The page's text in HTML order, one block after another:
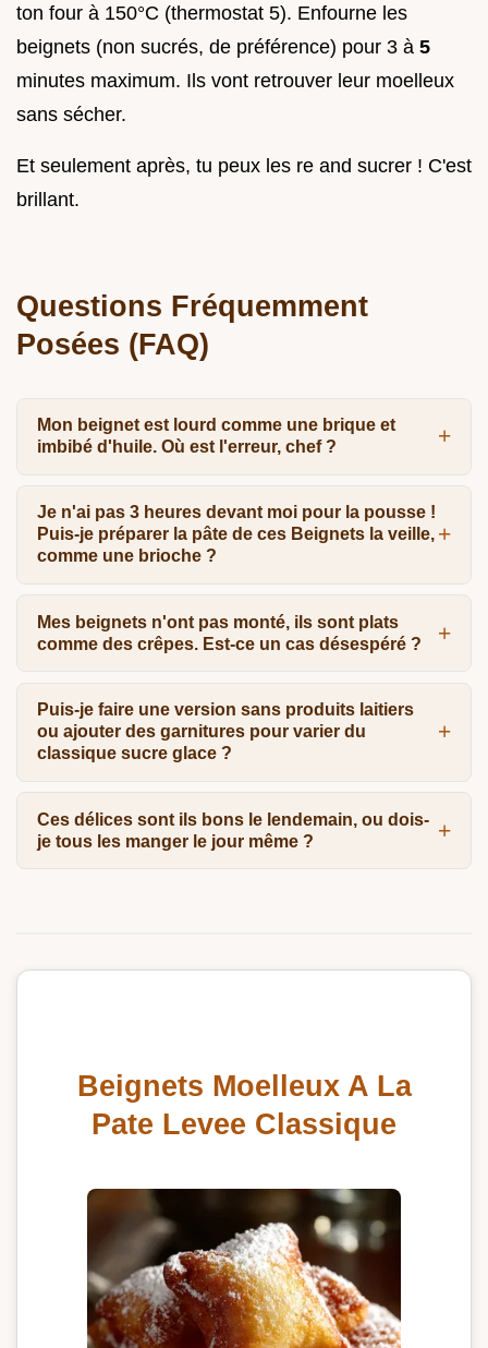
ton four à 150°C (thermostat 5). Enfourne les
beignets (non sucrés, de préférence) pour 3 à 5
minutes maximum. Ils vont retrouver leur moelleux
sans sécher.
Et seulement après, tu peux les re and sucrer ! C'est
brillant.
Questions Fréquemment
Posées (FAQ)
Mon beignet est lourd comme une brique et
imbibé d'huile. Où est l'erreur, chef ?
Je n'ai pas 3 heures devant moi pour la pousse !
Puis-je préparer la pâte de ces Beignets la veille,
comme une brioche ?
Mes beignets n'ont pas monté, ils sont plats
comme des crêpes. Est-ce un cas désespéré ?
Puis-je faire une version sans produits laitiers
ou ajouter des garnitures pour varier du
classique sucre glace ?
Ces délices sont ils bons le lendemain, ou dois-
je tous les manger le jour même ?
Beignets Moelleux A La
Pate Levee Classique